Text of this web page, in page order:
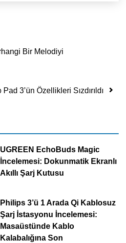
Bir Melodiyi
Pad 3’ün Özellikleri Sızdırıldı
UGREEN EchoBuds Magic
İncelemesi: Dokunmatik Ekranlı
Akıllı Şarj Kutusu
Philips 3’ü 1 Arada Qi Kablosuz
Şarj İstasyonu İncelemesi:
Masaüstünde Kablo
Kalabalığına Son